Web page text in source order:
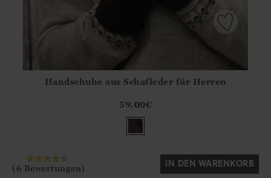
?? ""
Nein
Handschuhe aus Schafleder für Herren
59.00€
(6 Bewertungen) IN DEN WARENKORB